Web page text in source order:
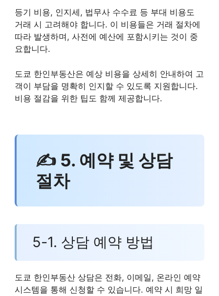
등기 비용, 인지세, 법무사 수수료 등 부대 비용도
거래 시 고려해야 합니다. 이 비용들은 거래 절차에
따라 발생하며, 사전에 예산에 포함시키는 것이 중
요합니다.
도쿄 한인부동산은 예상 비용을 상세히 안내하여 고
객이 부담을 명확히 인지할 수 있도록 지원합니다.
비용 절감을 위한 팁도 함께 제공합니다.
✍ 5. 예약 및 상담
절차
5-1. 상담 예약 방법
도쿄 한인부동산 상담은 전화, 이메일, 온라인 예약
시스템을 통해 신청할 수 있습니다. 예약 시 희망 일